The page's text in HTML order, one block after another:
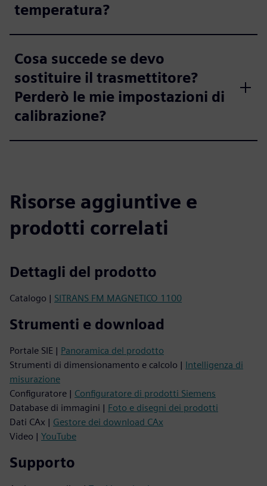
temperatura?
Cosa succede se devo
sostituire il trasmettitore?
Perderò le mie impostazioni di
calibrazione?
Risorse aggiuntive e
prodotti correlati
Dettagli del prodotto
Catalogo | SITRANS FM MAGNETICO 1100
Strumenti e download
Portale SIE | Panoramica del prodotto
Strumenti di dimensionamento e calcolo | Intelligenza di
misurazione
Configuratore | Configuratore di prodotti Siemens
Database di immagini | Foto e disegni dei prodotti
Dati CAx | Gestore dei download CAx
Video | YouTube
Supporto